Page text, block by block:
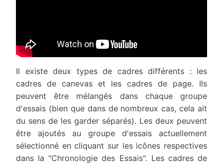
Il existe deux types de cadres différents : les
cadres de canevas et les cadres de page. Ils
peuvent être mélangés dans chaque groupe
d'essais (bien que dans de nombreux cas, cela ait
du sens de les garder séparés). Les deux peuvent
être ajoutés au groupe d'essais actuellement
sélectionné en cliquant sur les icônes respectives
dans la "Chronologie des Essais". Les cadres de